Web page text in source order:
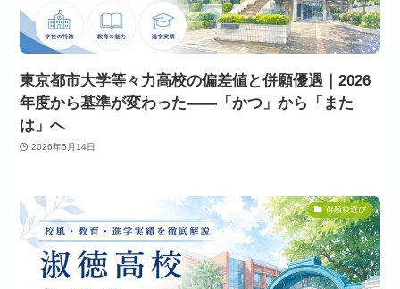
東京都市大学等々力高校の偏差値と併願優遇｜2026
年度から基準が変わった——「かつ」から「また
は」へ
2026年5月14日
併願校選び